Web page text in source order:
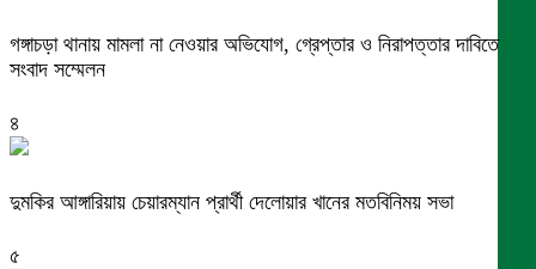
গঙ্গাচড়া থানায় মামলা না নেওয়ার অভিযোগ, গ্রেপ্তার ও নিরাপত্তার দাবিতে
সংবাদ সম্মেলন
৪
দুমকির আঙ্গারিয়ায় চেয়ারম্যান প্রার্থী দেলোয়ার খানের মতবিনিময় সভা
৫